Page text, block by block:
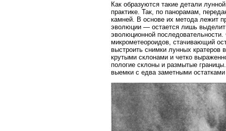
Как образуются такие детали
практике. Так, по панорамам,
камней. В основе их метода лежит
эволюции — остается лишь
эволюционной
микрометеороидов, стачивающий
выстроить снимки лунных кратеров
крутыми склонами и четко
пологие склоны и размытые
выемки с едва заметными остатками